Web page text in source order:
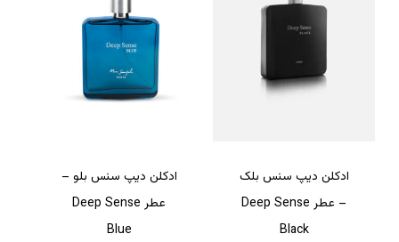
ادکلن دیپ سنس بلک
– عطر Deep Sense
Black
ادکلن دیپ سنس بلو –
عطر Deep Sense
Blue